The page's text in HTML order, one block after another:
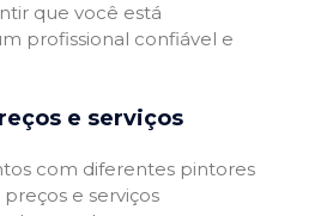
que você está
profissional confiável e
e serviços
com diferentes pintores
e serviços